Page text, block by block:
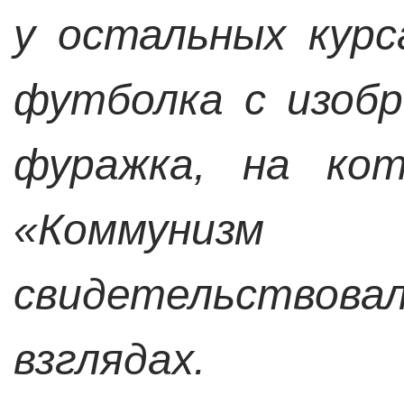
у остальных
футболка с
фуражка, на
взглядах.